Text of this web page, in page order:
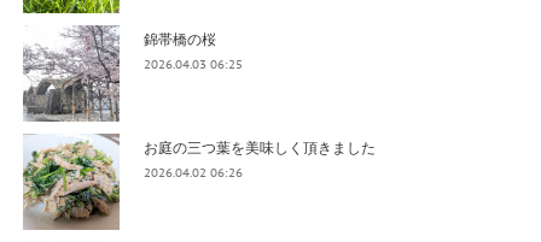
錦帯橋の桜
2026.04.03 06:25
お庭の三つ葉を美味しく頂きました
2026.04.02 06:26